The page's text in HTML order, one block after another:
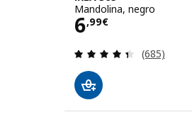
Mandolina, negro
6,99€
Precio 6,99€
Revisa:
(685)